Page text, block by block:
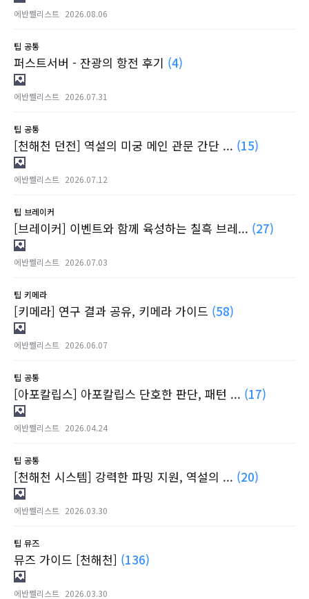
에반쩰리스트 2026.08.06
팁 공통
퍼스트서버 - 잔광의 항전 후기 (4)
에반쩰리스트 2026.07.31
팁 공통
[천해천 던전] 역설의 미궁 메인 관문 간단 ... (15)
에반쩰리스트 2026.07.12
팁 브레이커
[브레이커] 이벤트와 함께 육성하는 칠흑 브레... (27)
에반쩰리스트 2026.07.03
팁 키메라
[키메라] 연구 결과 공유, 키메라 가이드 (58)
에반쩰리스트 2026.06.07
팁 공통
[아포칼립스] 아포칼립스 단호한 판단, 패턴 ... (17)
에반쩰리스트 2026.04.24
팁 공통
[천해천 시스템] 강력한 파밍 지원, 역설의 ... (20)
에반쩰리스트 2026.03.30
팁 뮤즈
뮤즈 가이드 [천해천] (136)
에반쩰리스트 2026.03.30